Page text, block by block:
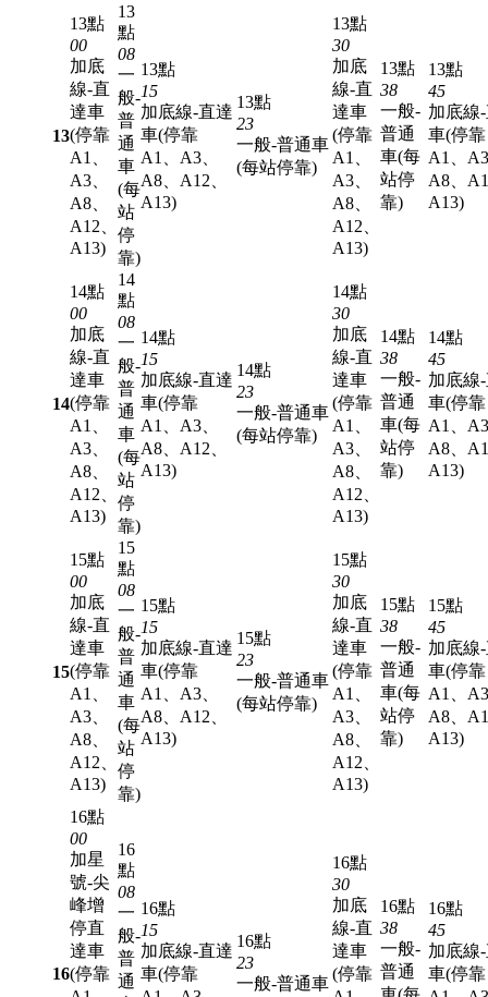
13
13點
00
加底
線-直
達車
(停靠
A1、
A3、
A8、
A12、
A13)
13
點
08
一
般-
普
通
車
(每
站
停
靠)
13點
15
加底線-直達
車(停靠
A1、A3、
A8、A12、
A13)
13點
23
一般-普通車
(每站停靠)
13點
30
加底
線-直
達車
(停靠
A1、
A3、
A8、
A12、
A13)
13點
38
一般-
普通
車(每
站停
靠)
13點
45
加底線
車(停靠
A1、
A8、
A13)
14
14點
00
加底
線-直
達車
(停靠
A1、
A3、
A8、
A12、
A13)
14
點
08
一
般-
普
通
車
(每
站
停
靠)
14點
15
加底線-直達
車(停靠
A1、A3、
A8、A12、
A13)
14點
23
一般-普通車
(每站停靠)
14點
30
加底
線-直
達車
(停靠
A1、
A3、
A8、
A12、
A13)
14點
38
一般-
普通
車(每
站停
靠)
14點
45
加底線
車(停靠
A1、
A8、
A13)
15
15點
00
加底
線-直
達車
(停靠
A1、
A3、
A8、
A12、
A13)
15
點
08
一
般-
普
通
車
(每
站
停
靠)
15點
15
加底線-直達
車(停靠
A1、A3、
A8、A12、
A13)
15點
23
一般-普通車
(每站停靠)
15點
30
加底
線-直
達車
(停靠
A1、
A3、
A8、
A12、
A13)
15點
38
一般-
普通
車(每
站停
靠)
15點
45
加底線
車(停靠
A1、
A8、
A13)
16
16點
00
加星
號-尖
峰增
停直
達車
(停靠
16
點
08
一
般-
普
通
16點
15
加底線-直達
車(停靠
16點
23
一般-普通車
16點
30
加底
線-直
達車
(停靠
16點
38
一般-
普通
16點
45
加底線
車(停靠